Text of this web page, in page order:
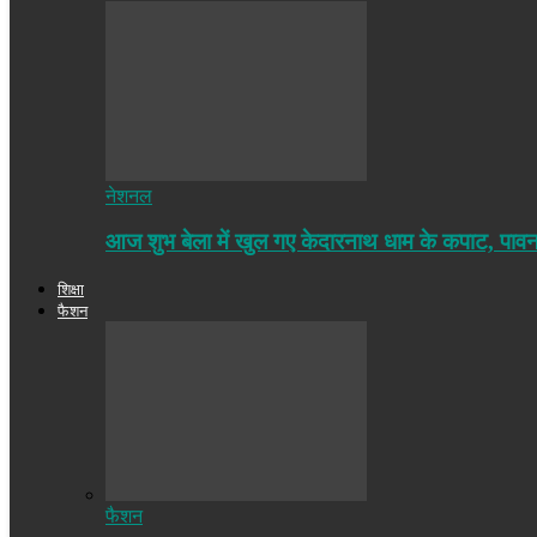
नेशनल
आज शुभ बेला में खुल गए केदारनाथ धाम के कपाट,
शिक्षा
फैशन
फैशन